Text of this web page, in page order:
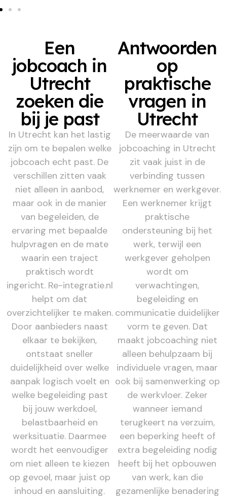
Een
jobcoach in
Utrecht
zoeken die
bij je past
In Utrecht kan het lastig
zijn om te bepalen welke
jobcoach echt past. De
verschillen zitten vaak
niet alleen in aanbod,
maar ook in de manier
van begeleiden, de
ervaring met bepaalde
hulpvragen en de mate
waarin een traject
praktisch wordt
ingericht. Re-integratie.nl
helpt om dat
overzichtelijker te maken.
Door aanbieders naast
elkaar te bekijken,
ontstaat sneller
duidelijkheid over welke
aanpak logisch voelt en
welke begeleiding past
bij jouw werkdoel,
belastbaarheid en
werksituatie. Daarmee
wordt het eenvoudiger
om niet alleen te kiezen
op gevoel, maar juist op
inhoud en aansluiting.
Antwoorden
op
praktische
vragen in
Utrecht
De meerwaarde van
jobcoaching in Utrecht
zit vaak juist in de
verbinding tussen
werknemer en werkgever.
Een werknemer krijgt
praktische
ondersteuning bij het
werk, terwijl een
werkgever geholpen
wordt om
verwachtingen,
begeleiding en
communicatie duidelijker
vorm te geven. Dat
maakt jobcoaching niet
alleen behulpzaam bij
individuele vragen, maar
ook bij samenwerking op
de werkvloer. Zeker
wanneer iemand
terugkeert na verzuim,
een beperking heeft of
extra begeleiding nodig
heeft bij het opbouwen
van werk, kan die
gezamenlijke benadering